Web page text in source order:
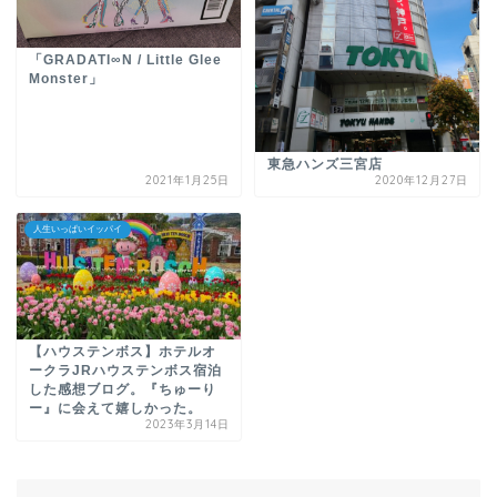
「GRADATI∞N / Little Glee
Monster」
2021年1月25日
東急ハンズ三宮店
2020年12月27日
人生いっぱいイッパイ
【ハウステンボス】ホテルオ
ークラJRハウステンボス宿泊
した感想ブログ。『ちゅーり
ー』に会えて嬉しかった。
2023年3月14日